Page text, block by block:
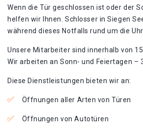
Wenn die Tür geschlossen ist oder der
helfen wir Ihnen. Schlosser in Siegen
während dieses Notfalls rund um die Uhr.
Unsere Mitarbeiter sind innerhalb von
Wir arbeiten an Sonn- und Feiertagen –
Diese Dienstleistungen bieten wir an:
Öffnungen aller Arten von Türen
Öffnungen von Autotüren